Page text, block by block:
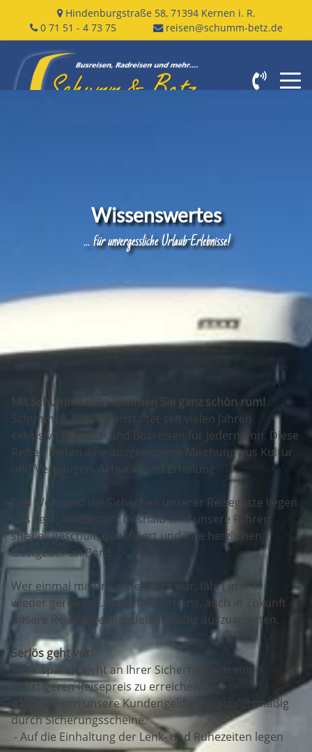
Hindenburgstraße 58, 71394 Kernen i. R.
0 71 51 - 4 73 75
reisen@schumm-betz.de
Wissenswertes
... für unvergessliche Urlaub-Erlebnisse!
Mit Schumm&Betz kommen Sie ganz schön rum!
Schumm & Betz veranstaltet seit vielen Jahren
exklusive Fahrrad- und Busreisen für Jedermann. Diese
Reisen bieten eine ausgewogene Mischung aus Kultur
und Vergnügen, Aktivität und Erholung.
Das Wohl und die Sicherheit unserer Reisegäste liegen
uns sehr am Herzen. Deshalb sind unsere Fahrer
speziell geschult, qualifiziert und Ihre herzlichen
Gastgeber an Bord.
Wer einmal mit uns unterwegs war, fährt immer
wieder gerne mit. Das motiviert uns, auch in Zukunft
unsere Reiseangebote detailfreudig auszuarbeiten.
Seriös geht vor:
- Wir sparen nicht an Ihrer Sicherheit, um einen
günstigeren Reisepreis zu erreichen:
- Wir sichern unsere Kundengelder vorschriftsmäßig
durch Sicherungsscheine.
- Auf die Einhaltung der Lenk- und Ruhezeiten legen